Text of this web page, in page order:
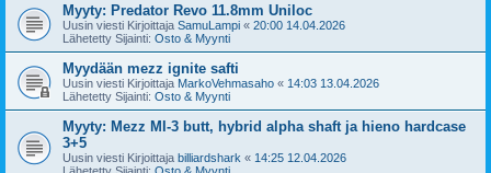
Myyty: Predator Revo 11.8mm Uniloc
Uusin viesti Kirjoittaja SamuLampi « 20:00 14.04.2026
Lähetetty Sijainti: Osto & Myynti
Myydään mezz ignite safti
Uusin viesti Kirjoittaja MarkoVehmasaho « 14:03 13.04.2026
Lähetetty Sijainti: Osto & Myynti
Myyty: Mezz MI-3 butt, hybrid alpha shaft ja hieno hardcase
3+5
Uusin viesti Kirjoittaja billiardshark « 14:25 12.04.2026
Lähetetty Sijainti: Osto & Myynti